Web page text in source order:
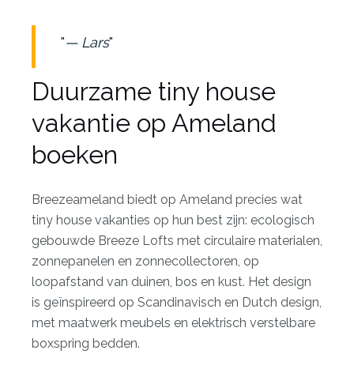
— Lars
Duurzame tiny house
vakantie op Ameland
boeken
Breezeameland biedt op Ameland precies wat
tiny house vakanties op hun best zijn: ecologisch
gebouwde Breeze Lofts met circulaire materialen,
zonnepanelen en zonnecollectoren, op
loopafstand van duinen, bos en kust. Het design
is geïnspireerd op Scandinavisch en Dutch design,
met maatwerk meubels en elektrisch verstelbare
boxspring bedden.